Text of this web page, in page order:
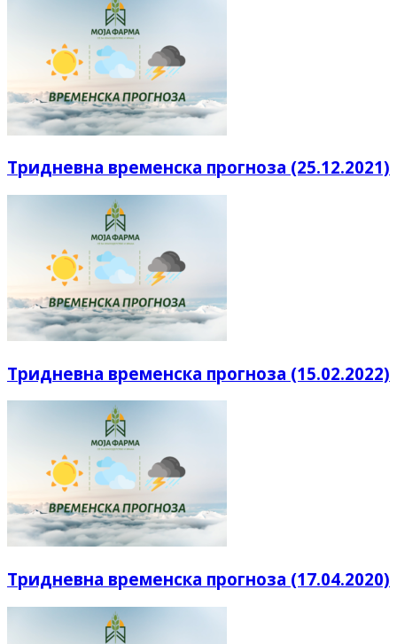
Тридневна временска прогноза (25.12.2021)
Тридневна временска прогноза (15.02.2022)
Тридневна временска прогноза (17.04.2020)